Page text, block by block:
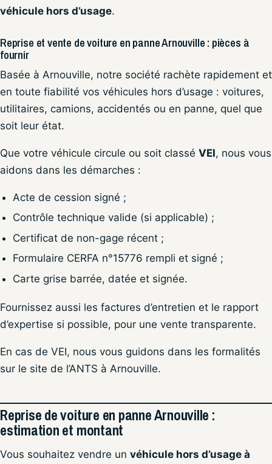
véhicule hors d’usage.
Reprise et vente de voiture en panne Arnouville : pièces à
fournir
Basée à Arnouville, notre société rachète rapidement et
en toute fiabilité vos véhicules hors d’usage : voitures,
utilitaires, camions, accidentés ou en panne, quel que
soit leur état.
Que votre véhicule circule ou soit classé VEI, nous vous
aidons dans les démarches :
Acte de cession signé ;
Contrôle technique valide (si applicable) ;
Certificat de non-gage récent ;
Formulaire CERFA n°15776 rempli et signé ;
Carte grise barrée, datée et signée.
Fournissez aussi les factures d’entretien et le rapport
d’expertise si possible, pour une vente transparente.
En cas de VEI, nous vous guidons dans les formalités
sur le site de l’ANTS à Arnouville.
Reprise de voiture en panne Arnouville :
estimation et montant
Vous souhaitez vendre un véhicule hors d’usage à